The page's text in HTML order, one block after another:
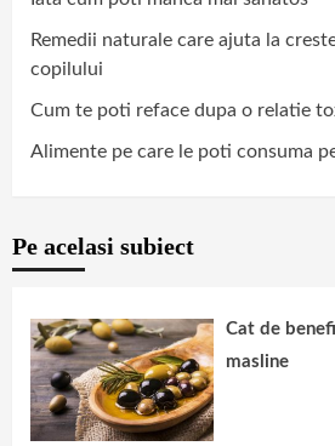
Remedii naturale care ajuta la
copilului
Cum te poti reface dupa o relatie
Alimente pe care le poti consuma
Pe acelasi subiect
Cat de
masline